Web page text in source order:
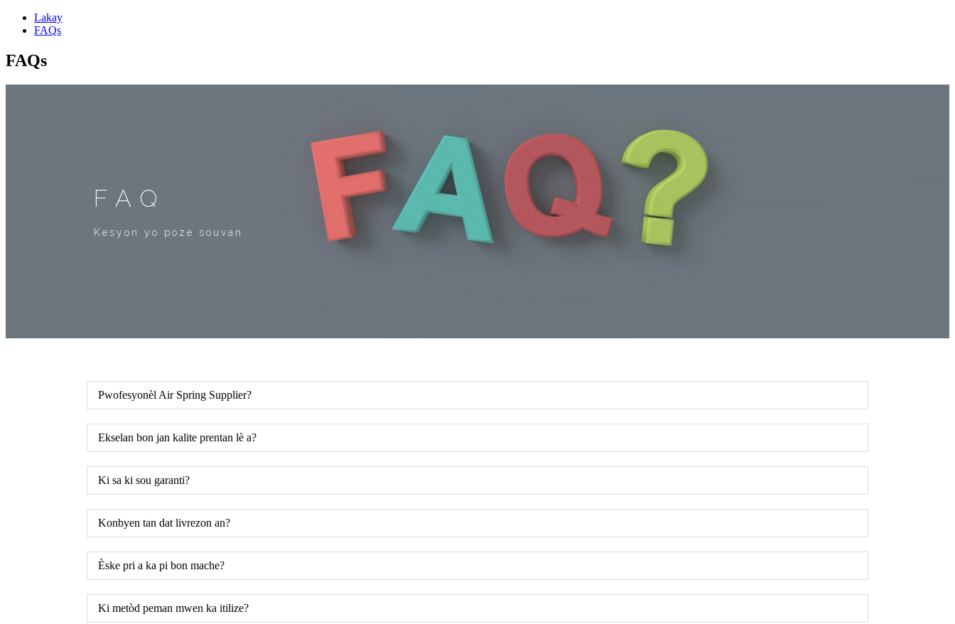
Lakay
FAQs
FAQs
FAQ
Kesyon yo poze souvan
Pwofesyonèl Air Spring Supplier?
Ekselan bon jan kalite prentan lè a?
Ki sa ki sou garanti?
Konbyen tan dat livrezon an?
Èske pri a ka pi bon mache?
Ki metòd peman mwen ka itilize?